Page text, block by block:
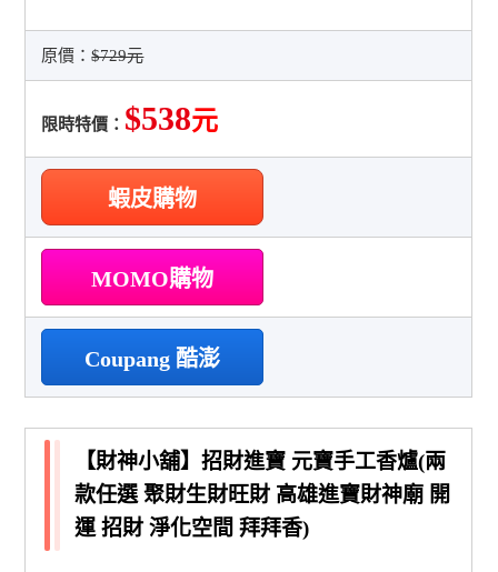
原價：$729元
限時特價： $538元
蝦皮購物
MOMO購物
Coupang 酷澎
【財神小舖】招財進寶 元寶手工香爐(兩
款任選 聚財生財旺財 高雄進寶財神廟 開
運 招財 淨化空間 拜拜香)